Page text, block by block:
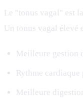
Le "tonus vagal" est
Un tonus vagal élevé
Meilleure gestion
Rythme cardiaque
Meilleure